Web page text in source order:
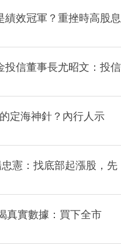
績效冠軍？重挫時高股息
投信董事長尤昭文：投信
定海神針？內行人示
憲：找底部起漲股，先
真實數據：買下全市